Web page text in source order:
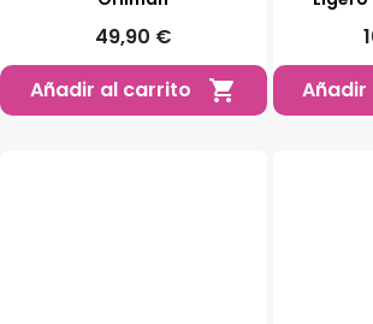
49,90 €
Añadir al carrito
